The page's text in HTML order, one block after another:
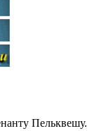
Пельквешу.